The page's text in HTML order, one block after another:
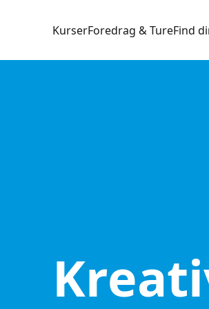
KurserForedrag & TureFind